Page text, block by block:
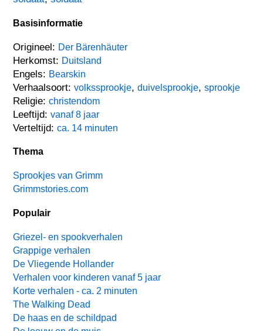
Basisinformatie
Origineel: Der Bärenhäuter
Herkomst: Duitsland
Engels: Bearskin
Verhaalsoort:volkssprookje,duivelsprookje,sprookje
Religie:christendom
Leeftijd:vanaf 8 jaar
Verteltijd:ca. 14 minuten
Thema
Sprookjes van Grimm
Grimmstories.com
Populair
Griezel- en spookverhalen
Grappige verhalen
De Vliegende Hollander
Verhalen voor kinderen vanaf 5 jaar
Korte verhalen - ca. 2 minuten
The Walking Dead
De haas en de schildpad